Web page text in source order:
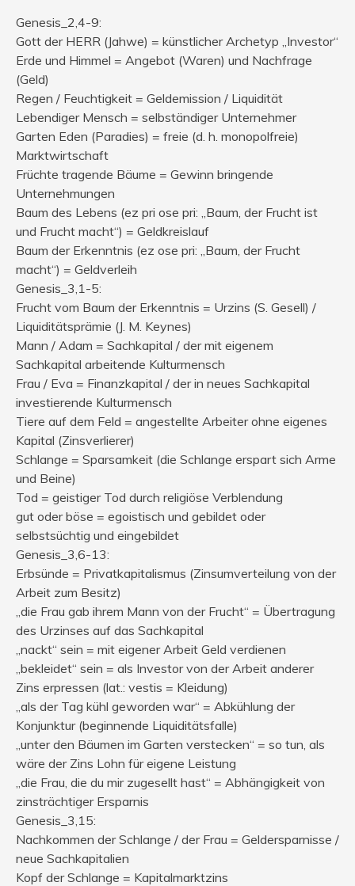
Genesis_2,4-9:
Gott der HERR (Jahwe) = künstlicher Archetyp „Investor“
Erde und Himmel = Angebot (Waren) und Nachfrage
(Geld)
Regen / Feuchtigkeit = Geldemission / Liquidität
Lebendiger Mensch = selbständiger Unternehmer
Garten Eden (Paradies) = freie (d. h. monopolfreie)
Marktwirtschaft
Früchte tragende Bäume = Gewinn bringende
Unternehmungen
Baum des Lebens (ez pri ose pri: „Baum, der Frucht ist
und Frucht macht“) = Geldkreislauf
Baum der Erkenntnis (ez ose pri: „Baum, der Frucht
macht“) = Geldverleih
Genesis_3,1-5:
Frucht vom Baum der Erkenntnis = Urzins (S. Gesell) /
Liquiditätsprämie (J. M. Keynes)
Mann / Adam = Sachkapital / der mit eigenem
Sachkapital arbeitende Kulturmensch
Frau / Eva = Finanzkapital / der in neues Sachkapital
investierende Kulturmensch
Tiere auf dem Feld = angestellte Arbeiter ohne eigenes
Kapital (Zinsverlierer)
Schlange = Sparsamkeit (die Schlange erspart sich Arme
und Beine)
Tod = geistiger Tod durch religiöse Verblendung
gut oder böse = egoistisch und gebildet oder
selbstsüchtig und eingebildet
Genesis_3,6-13:
Erbsünde = Privatkapitalismus (Zinsumverteilung von der
Arbeit zum Besitz)
„die Frau gab ihrem Mann von der Frucht“ = Übertragung
des Urzinses auf das Sachkapital
„nackt“ sein = mit eigener Arbeit Geld verdienen
„bekleidet“ sein = als Investor von der Arbeit anderer
Zins erpressen (lat.: vestis = Kleidung)
„als der Tag kühl geworden war“ = Abkühlung der
Konjunktur (beginnende Liquiditätsfalle)
„unter den Bäumen im Garten verstecken“ = so tun, als
wäre der Zins Lohn für eigene Leistung
„die Frau, die du mir zugesellt hast“ = Abhängigkeit von
zinsträchtiger Ersparnis
Genesis_3,15:
Nachkommen der Schlange / der Frau = Geldersparnisse /
neue Sachkapitalien
Kopf der Schlange = Kapitalmarktzins